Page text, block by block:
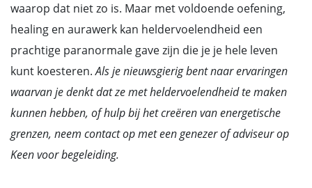
waarop dat niet zo is. Maar met voldoende oefening,
healing en aurawerk kan heldervoelendheid een
prachtige paranormale gave zijn die je je hele leven
kunt koesteren.Als je nieuwsgierig bent naar ervaringen
waarvan je denkt dat ze met heldervoelendheid te maken
kunnen hebben, of hulp bij het creëren van energetische
grenzen, neem contact op met een genezer ofadviseur op
Keenvoor begeleiding.